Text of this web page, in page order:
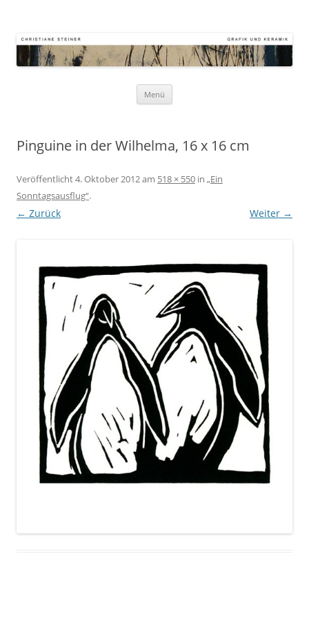
Menü
Pinguine in der Wilhelma, 16 x 16 cm
Veröffentlicht4. Oktober 2012am 518 × 550 in „Ein
Sonntagsausflug“.
← Zurück Weiter →